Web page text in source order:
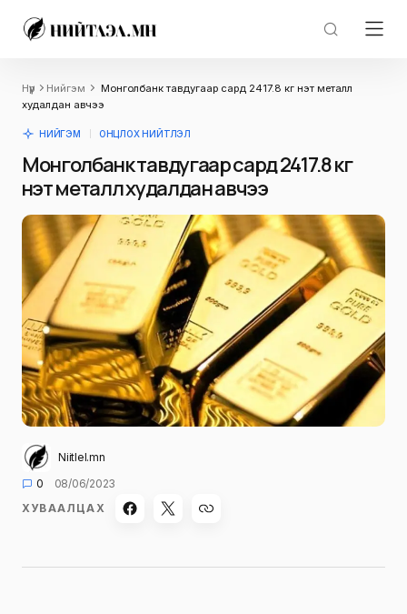
Нүүр Нийгэм
Монголбанк тавдугаар сард 2417.8 кг үнэт металл
худалдан авчээ
НИЙГЭМ ОНЦЛОХ НИЙТЛЭЛ
Монголбанк тавдугаар сард 2417.8 кг
үнэт металл худалдан авчээ
Niitlel.mn
0
08/06/2023
ХУВААЛЦАХ